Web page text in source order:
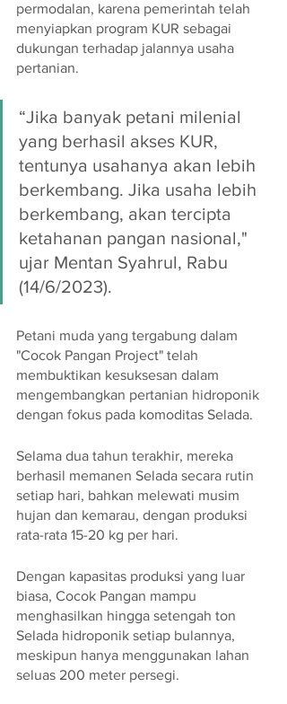
permodalan, karena pemerintah telah
menyiapkan program KUR sebagai
dukungan terhadap jalannya usaha
pertanian.
“Jika banyak petani milenial
yang berhasil akses KUR,
tentunya usahanya akan lebih
berkembang. Jika usaha lebih
berkembang, akan tercipta
ketahanan pangan nasional,"
ujar Mentan Syahrul, Rabu
(14/6/2023).
Petani muda yang tergabung dalam
"Cocok Pangan Project" telah
membuktikan kesuksesan dalam
mengembangkan pertanian hidroponik
dengan fokus pada komoditas Selada.
Selama dua tahun terakhir, mereka
berhasil memanen Selada secara rutin
setiap hari, bahkan melewati musim
hujan dan kemarau, dengan produksi
rata-rata 15-20 kg per hari.
Dengan kapasitas produksi yang luar
biasa, Cocok Pangan mampu
menghasilkan hingga setengah ton
Selada hidroponik setiap bulannya,
meskipun hanya menggunakan lahan
seluas 200 meter persegi.